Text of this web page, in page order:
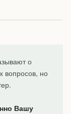
о
вопросов, но
Вашу